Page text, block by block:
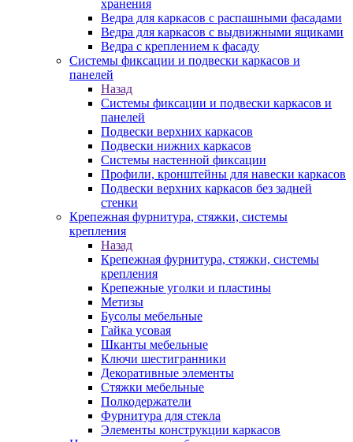
хранения
Ведра для каркасов с распашными фасадами
Ведра для каркасов с выдвижными ящиками
Ведра с креплением к фасаду
Системы фиксации и подвески каркасов и
панелей
Назад
Системы фиксации и подвески каркасов и
панелей
Подвески верхних каркасов
Подвески нижних каркасов
Системы настенной фиксации
Профили, кронштейны для навески каркасов
Подвески верхних каркасов без задней
стенки
Крепежная фурнитура, стяжки, системы
крепления
Назад
Крепежная фурнитура, стяжки, системы
крепления
Крепежные уголки и пластины
Метизы
Бусолы мебельные
Гайка усовая
Шканты мебельные
Ключи шестигранники
Декоративные элементы
Стяжки мебельные
Полкодержатели
Фурнитура для стекла
Элементы конструкции каркасов